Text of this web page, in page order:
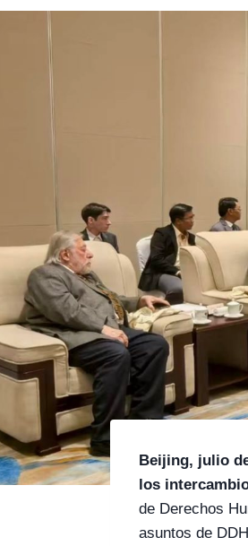
Beijing, julio
los
de Derechos
asuntos de